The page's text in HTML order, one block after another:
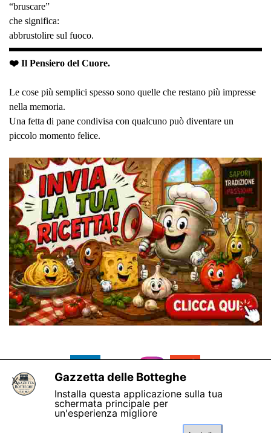
“bruscare”
che significa:
abbrustolire sul fuoco.
❤️ Il Pensiero del Cuore.
Le cose più semplici spesso sono quelle che restano più impresse
nella memoria.
Una fetta di pane condivisa con qualcuno può diventare un
piccolo momento felice.
Gazzetta delle Botteghe
Installa questa applicazione sulla tua
schermata principale per
un'esperienza migliore
X